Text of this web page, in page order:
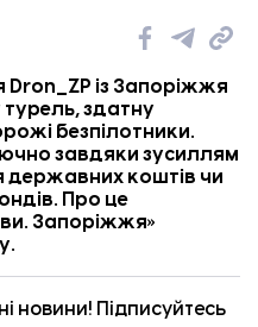
Dron_ZP із Запоріжжя
здатну
безпілотники.
завдяки зусиллям
державних коштів чи
Про це
Запоріжжя»
новини! Підписуйтесь